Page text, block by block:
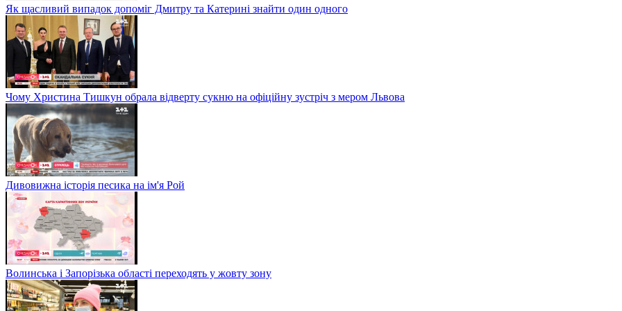
Як щасливий випадок допоміг Дмитру та Катерині знайти один одного
Чому Христина Тишкун обрала відверту сукню на офіційну зустріч з мером Львова
Дивовижна історія песика на ім'я Рой
Волинська і Запорізька області переходять у жовту зону